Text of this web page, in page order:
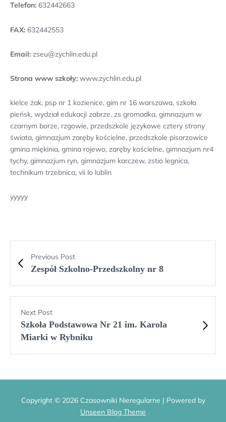
Telefon: 632442663
FAX: 632442553
Email: zseu@zychlin.edu.pl
Strona www szkoły: www.zychlin.edu.pl
kielce żak, psp nr 1 kozienice, gim nr 16 warszawa, szkoła
pieńsk, wydział edukacji zabrze, zs gromadka, gimnazjum w
czarnym borze, rzgowie, przedszkole językowe cztery strony
świata, gimnazjum zaręby kościelne, przedszkole pisarzowice
gmina miękinia, gmina rojewo, zaręby kościelne, gimnazjum nr4
tychy, gimnazjum ryn, gimnazjum karczew, zstio legnica,
technikum trzebnica, vii lo lublin
yyyyy
Previous Post
Zespół Szkolno-Przedszkolny nr 8
Next Post
Szkoła Podstawowa Nr 21 im. Karola
Miarki w Rybniku
Copyright © 2026 Czasowniki Nieregularne | Powered by
Unseen Blog Theme